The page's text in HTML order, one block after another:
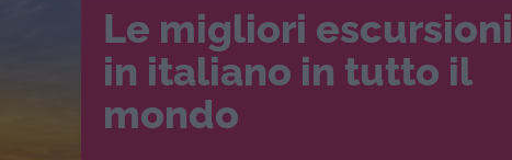
Le migliori escursioni
in italiano in tutto il
mondo